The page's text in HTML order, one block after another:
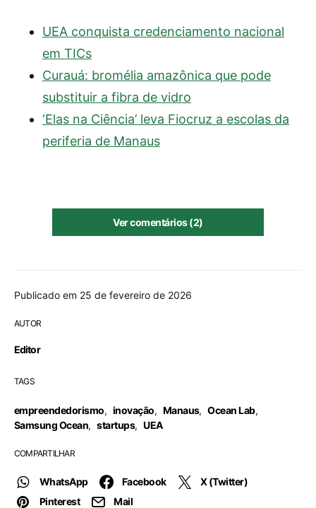
Publicado em 25 de fevereiro de 2026
AUTOR
Editor
TAGS
empreendedorismo, inovação, Manaus, Ocean Lab,
Samsung Ocean, startups, UEA
COMPARTILHAR
WhatsApp Facebook
X (Twitter)
Pinterest
Mail
UEA conquista credenciamento nacional
em TICs
Curauá: bromélia amazônica que pode
substituir a fibra de vidro
‘Elas na Ciência’ leva Fiocruz a escolas da
periferia de Manaus
Ver comentários (2)